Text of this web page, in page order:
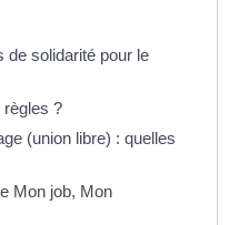
de solidarité pour le
règles ?
(union libre) : quelles
Mon job, Mon